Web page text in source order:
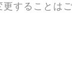
することは